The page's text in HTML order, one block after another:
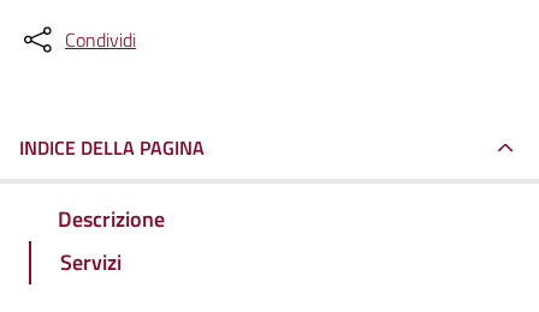
Condividi
INDICE DELLA PAGINA
Descrizione
Servizi